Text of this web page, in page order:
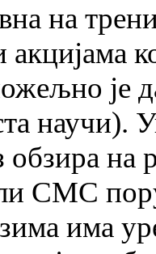
на
је
научи).
на
СМС
има